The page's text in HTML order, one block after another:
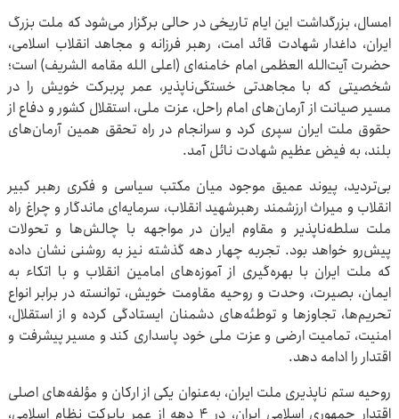
امسال، بزرگداشت این ایام تاریخی در حالی برگزار می‌شود که ملت بزرگ
ایران، داغدار شهادت قائد امت، رهبر فرزانه و مجاهد انقلاب اسلامی،
حضرت آیت‌الله العظمی امام خامنه‌ای (اعلی الله مقامه الشریف) است؛
شخصیتی که با مجاهدتی خستگی‌ناپذیر، عمر پربرکت خویش را در
مسیر صیانت از آرمان‌های امام راحل، عزت ملی، استقلال کشور و دفاع از
حقوق ملت ایران سپری کرد و سرانجام در راه تحقق همین آرمان‌های
بلند، به فیض عظیم شهادت نائل آمد.
بی‌تردید، پیوند عمیق موجود میان مکتب سیاسی و فکری رهبر کبیر
انقلاب و میراث ارزشمند رهبرشهید انقلاب، سرمایه‌ای ماندگار و چراغ راه
ملت سلطه‌ناپذیر و مقاوم ایران در مواجهه با چالش‌ها و تحولات
پیش‌رو خواهد بود. تجربه چهار دهه گذشته نیز به روشنی نشان داده
که ملت ایران با بهره‌گیری از آموزه‌های امامین انقلاب و با اتکاء به
ایمان، بصیرت، وحدت و روحیه مقاومت خویش، توانسته در برابر انواع
تحریم‌ها، تجاوزها و توطئه‌های دشمنان ایستادگی کرده و از استقلال،
امنیت، تمامیت ارضی و عزت ملی خود پاسداری کند و مسیر پیشرفت و
اقتدار را ادامه دهد.
روحیه ستم ناپذیری ملت ایران، به‌عنوان یکی از ارکان و مؤلفه‌های اصلی
اقتدار جمهوری اسلامی ایران، در ۴ دهه از عمر بابرکت نظام اسلامی،